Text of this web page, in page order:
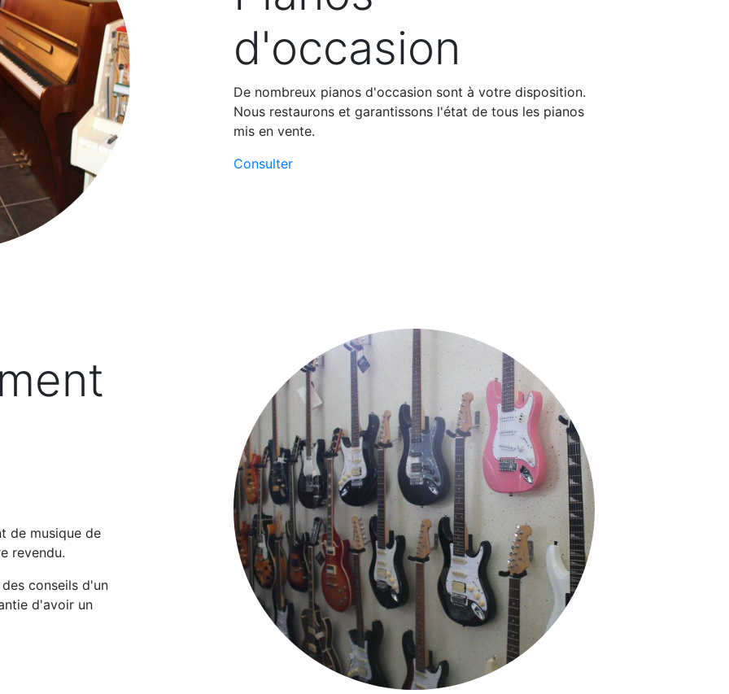
d'occasion
De nombreux pianos d'occasion sont à votre disposition.
Nous restaurons et garantissons l'état de tous les pianos
mis en vente.
Consulter
de musique de
revendu.
conseils d'un
d'avoir un